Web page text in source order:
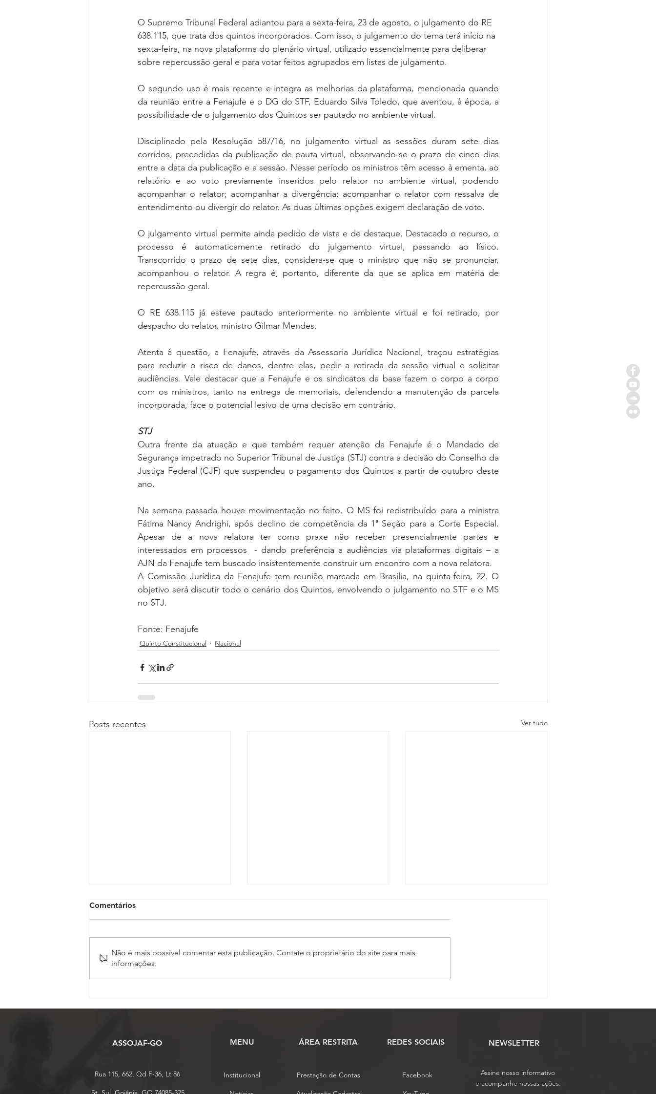
O Supremo Tribunal Federal adiantou para a sexta-feira, 23 de agosto, o julgamento do RE
638.115, que trata dos quintos incorporados. Com isso, o julgamento do tema terá início na
sexta-feira, na nova plataforma do plenário virtual, utilizado essencialmente para deliberar
sobre repercussão geral e para votar feitos agrupados em listas de julgamento.
O segundo uso é mais recente e integra as melhorias da plataforma, mencionada quando
da reunião entre a Fenajufe e o DG do STF, Eduardo Silva Toledo, que aventou, à época, a
possibilidade de o julgamento dos Quintos ser pautado no ambiente virtual.
Disciplinado pela Resolução 587/16, no julgamento virtual as sessões duram sete dias
corridos, precedidas da publicação de pauta virtual, observando-se o prazo de cinco dias
entre a data da publicação e a sessão. Nesse período os ministros têm acesso à ementa, ao
relatório e ao voto previamente inseridos pelo relator no ambiente virtual, podendo
acompanhar o relator; acompanhar a divergência; acompanhar o relator com ressalva de
entendimento ou divergir do relator. As duas últimas opções exigem declaração de voto.
O julgamento virtual permite ainda pedido de vista e de destaque. Destacado o recurso, o
processo é automaticamente retirado do julgamento virtual, passando ao físico.
Transcorrido o prazo de sete dias, considera-se que o ministro que não se pronunciar,
acompanhou o relator. A regra é, portanto, diferente da que se aplica em matéria de
repercussão geral.
O RE 638.115 já esteve pautado anteriormente no ambiente virtual e foi retirado, por
despacho do relator, ministro Gilmar Mendes.
Atenta à questão, a Fenajufe, através da Assessoria Jurídica Nacional, traçou estratégias
para reduzir o risco de danos, dentre elas, pedir a retirada da sessão virtual e solicitar
audiências. Vale destacar que a Fenajufe e os sindicatos da base fazem o corpo a corpo
com os ministros, tanto na entrega de memoriais, defendendo a manutenção da parcela
incorporada, face o potencial lesivo de uma decisão em contrário.
STJ
Outra frente da atuação e que também requer atenção da Fenajufe é o Mandado de
Segurança impetrado no Superior Tribunal de Justiça (STJ) contra a decisão do Conselho da
Justiça Federal (CJF) que suspendeu o pagamento dos Quintos a partir de outubro deste
ano.
Na semana passada houve movimentação no feito. O MS foi redistribuído para a ministra
Fátima Nancy Andrighi, após declino de competência da 1ª Seção para a Corte Especial.
Apesar de a nova relatora ter como praxe não receber presencialmente partes e
interessados em processos  - dando preferência a audiências via plataformas digitais – a
AJN da Fenajufe tem buscado insistentemente construir um encontro com a nova relatora.
A Comissão Jurídica da Fenajufe tem reunião marcada em Brasília, na quinta-feira, 22. O
objetivo será discutir todo o cenário dos Quintos, envolvendo o julgamento no STF e o MS
no STJ.
Fonte: Fenajufe
Quinto Constitucional Nacional
Posts recentes Ver tudo
Inscrições para o 17º
Conselho de Representantes
Comissão Científica abre
Comentários
Não é mais possível comentar esta publicação. Contate o proprietário do site para mais
informações.
ASSOJAF-GO MENU ​ÁREA RESTRITA REDES SOCIAIS NEWSLETTER
Rua 115, 662, Qd F-36, Lt 86 Institucional Prestação de Contas Facebook
Assine nosso informativo
e acompanhe nossas ações.